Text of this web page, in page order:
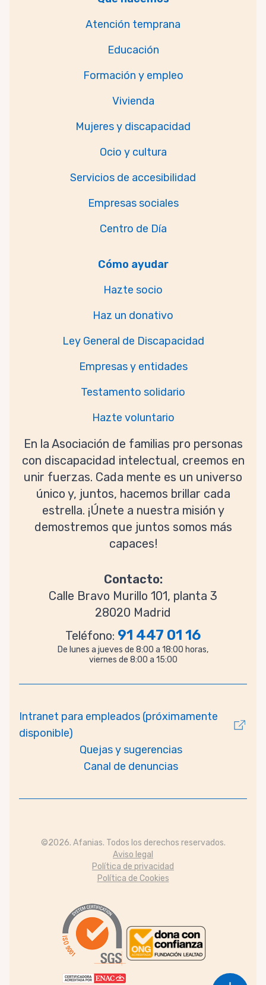
Atención temprana
Educación
Formación y empleo
Vivienda
Mujeres y discapacidad
Ocio y cultura
Servicios de accesibilidad
Empresas sociales
Centro de Día
Cómo ayudar
Hazte socio
Haz un donativo
Ley General de Discapacidad
Empresas y entidades
Testamento solidario
Hazte voluntario
En la Asociación de familias pro personas
con discapacidad intelectual, creemos en
unir fuerzas. Cada mente es un universo
único y, juntos, hacemos brillar cada
estrella. ¡Únete a nuestra misión y
demostremos que juntos somos más
capaces!
Contacto:
Calle Bravo Murillo 101, planta 3
28020 Madrid
Teléfono: 91 447 01 16
De lunes a jueves de 8:00 a 18:00 horas,
viernes de 8:00 a 15:00
Intranet para empleados (próximamente
disponible)
Quejas y sugerencias
Canal de denuncias
©2026. Afanias. Todos los derechos reservados.
Aviso legal
Política de privacidad
Política de Cookies